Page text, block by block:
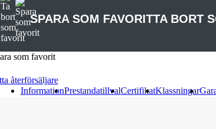
SPARA SOM FAVORITTA BORT
som favorit
återförsäljare
InformationPrestandatillvalCertifikatKlassningar